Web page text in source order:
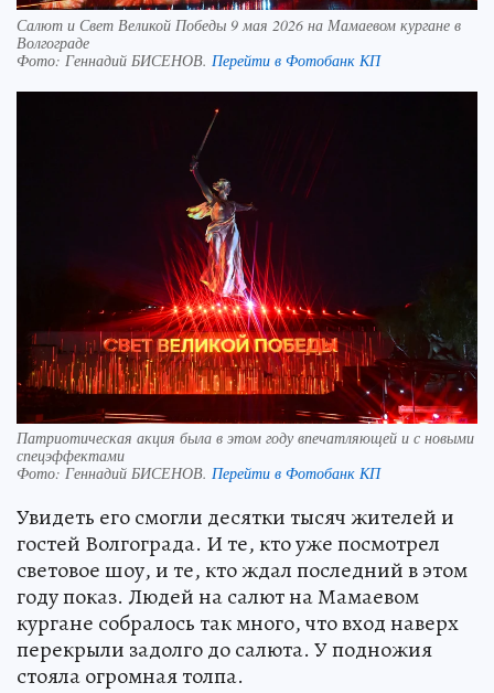
Салют и Свет Великой Победы 9 мая 2026 на Мамаевом кургане в
Волгограде
Фото: Геннадий БИСЕНОВ. Перейти в Фотобанк КП
Патриотическая акция была в этом году впечатляющей и с новыми
спецэффектами
Фото: Геннадий БИСЕНОВ. Перейти в Фотобанк КП
Увидеть его смогли десятки тысяч жителей и
гостей Волгограда. И те, кто уже посмотрел
световое шоу, и те, кто ждал последний в этом
году показ. Людей на салют на Мамаевом
кургане собралось так много, что вход наверх
перекрыли задолго до салюта. У подножия
стояла огромная толпа.